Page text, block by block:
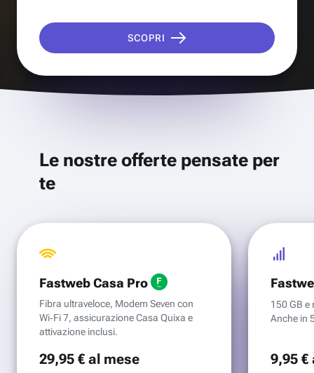
SCOPRI
Le nostre offerte pensate per
te
Fastweb Casa Pro
Fibra ultraveloce, Modem Seven con
Wi‑Fi 7, assicurazione Casa Quixa e
attivazione inclusi.
29,95 €al mese
150 GB e
Anche in
9,95 €